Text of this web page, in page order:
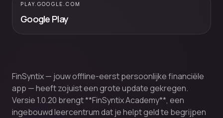
PLAY.GOOGLE.COM
Google Play
FinSyntix — jouw offline-eerst persoonlijke financiële
app — heeft zojuist een grote update gekregen.
Versie 1.0.20 brengt **FinSyntix Academy**, een
ingebouwd leercentrum dat je helpt geld te begrijpen